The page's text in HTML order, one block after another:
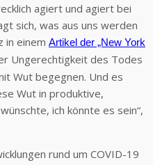
agiert und agiert bei
sich, was aus uns werden
in einem Artikel der „New York
Ungerechtigkeit des Todes
Wut begegnen. Und es
Wut in produktive,
ich könnte es sein“,
rund um COVID-19